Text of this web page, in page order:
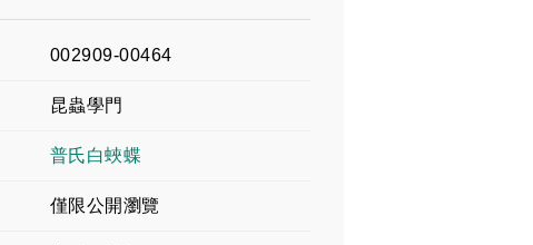
002909-00464
昆蟲學門
普氏白蛺蝶
僅限公開瀏覽